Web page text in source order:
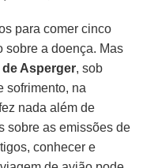
para comer cinco
sobre a doença. Mas
Asperger, sob
sofrimento, na
nada além de
sobre as emissões de
conhecer e